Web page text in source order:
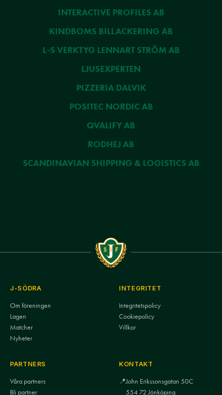
INTERACTIVE PROFILES AB
KINDBOMS BILLACKERING AB
L-S VERKTYG LENNART STRÖM AB
LJUSEXPERTEN
PIZZERIA DALVIK
POSITEC NORDIC AB
QVALIFY AB
RODHEJ AB
SCANDINAVIAN SHIPPING & LOGISTICS AB
J-SÖDRA
Om föreningen
Lagen
Matcher
Nyheter
INTEGRITET
Integritetspolicy
Cookiepolicy
Villkor
PARTNERS
Våra partners
Bli partner
KONTAKT
📍John Erikssonsgatan 50C
554 72 Jönköping